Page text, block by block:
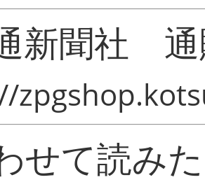
新聞社
せて読み